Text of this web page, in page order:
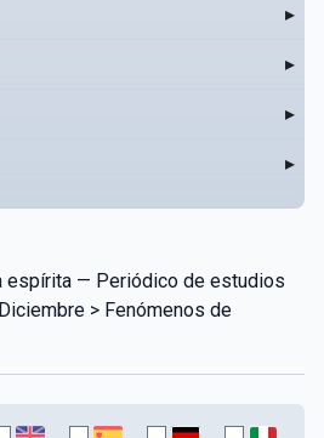
▸
▸
▸
▸
espírita — Periódico de estudios
> Fenómenos de